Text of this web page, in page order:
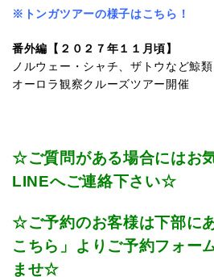
※トンガツアーの様子はこちら！
番外編【２０２７年１１月頃】
ノルウェー・シャチ、ザトウなど鯨
オーロラ観察クルーズツアー開催
☆ご質問がある場合にはお
LINEへご連絡下さい☆
☆ご予約のお客様は下部に
こちら」よりご予約フォー
ませ☆